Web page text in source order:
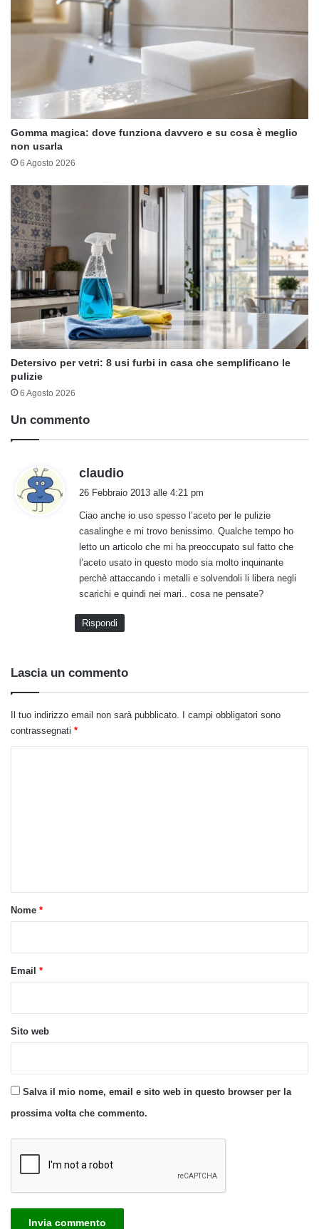
Gomma magica: dove funziona davvero e su cosa è meglio
non usarla
6 Agosto 2026
Detersivo per vetri: 8 usi furbi in casa che semplificano le
pulizie
6 Agosto 2026
Un commento
claudio
e
t
t
o
:
26 Febbraio 2013 alle 4:21 pm
Ciao anche io uso spesso l’aceto per le pulizie
casalinghe e mi trovo benissimo. Qualche tempo ho
letto un articolo che mi ha preoccupato sul fatto che
l’aceto usato in questo modo sia molto inquinante
perchè attaccando i metalli e solvendoli li libera negli
scarichi e quindi nei mari.. cosa ne pensate?
Rispondi
Lascia un commento
Il tuo indirizzo email non sarà pubblicato.
I campi obbligatori sono
contrassegnati *
oNome *
Email *
Sito web
Salva il mio nome, email e sito web in questo browser per la
prossima volta che commento.